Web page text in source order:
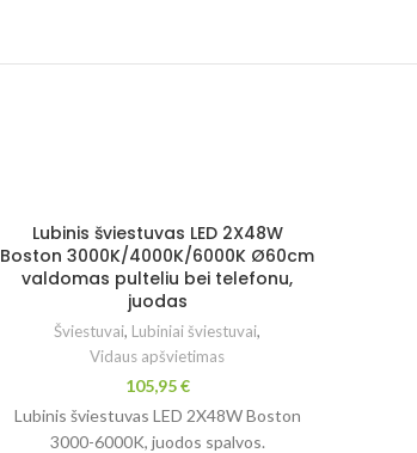
Lubinis šviestuvas LED 2X48W
Boston 3000K/4000K/6000K Ø60cm
valdomas pulteliu bei telefonu,
juodas
Šviestuvai, Lubiniai šviestuvai,
Vidaus apšvietimas
105,95€
Lubinis šviestuvas LED 2X48W Boston
3000-6000K, juodos spalvos.